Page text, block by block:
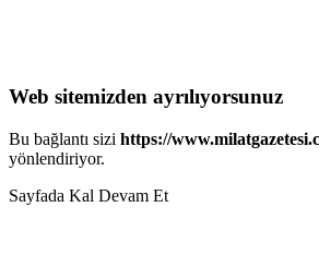
Web sitemizden ayrılıyorsunuz
Bu bağlantı sizi https://
yönlendiriyor.
Sayfada Kal Devam Et